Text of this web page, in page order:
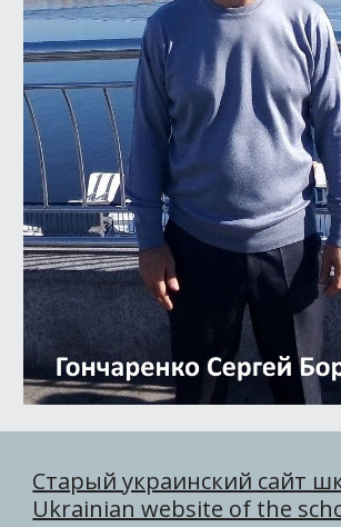
Старый украинский сайт
Ukrainian website of the